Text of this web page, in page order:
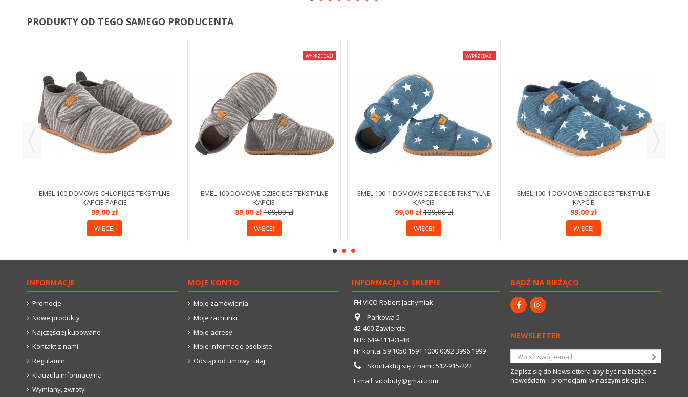
PRODUKTY OD TEGO SAMEGO PRODUCENTA
EMEL 100 DOMOWE CHŁOPIĘCE TEKSTYLNE
KAPCIE PAPCIE
99,00 zł
WIĘCEJ
WYPRZEDAŻ!
EMEL 100 DOMOWE DZIECIĘCE TEKSTYLNE
KAPCIE
89,00 zł109,00 zł
WIĘCEJ
WYPRZEDAŻ!
EMEL 100-1 DOMOWE DZIECIĘCE TEKSTYLNE
KAPCIE
99,00 zł109,00 zł
WIĘCEJ
EMEL 100-1 DOMOWE DZIECIĘCE TEKSTYLNE
KAPCIE
99,00 zł
WIĘCEJ
INFORMACJE
Promocje
Nowe produkty
Najczęściej kupowane
Kontakt z nami
Regulamin
Klauzula informacyjna
Wymiany, zwroty
MOJE KONTO
Moje zamówienia
Moje rachunki
Moje adresy
Moje informacje osobiste
Odstąp od umowy tutaj
INFORMACJA O SKLEPIE
FH VICO Robert Jachymiak
Parkowa 5
42-400 Zawiercie
NIP: 649-111-01-48
Nr konta: 59 1050 1591 1000 0092 3996 1999
Skontaktuj się z nami: 512-915-222
E-mail: vicobuty@gmail.com
BĄDŹ NA BIEŻĄCO
NEWSLETTER
Zapisz się do Newslettera aby być na bieżąco z
nowościami i promocjami w naszym sklepie.